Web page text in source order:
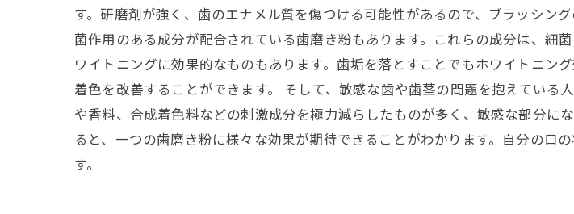
す。研磨剤が強く、歯のエナメル質を傷つける可能性があるので、ブラッシン
菌作用のある成分が配合されている歯磨き粉もあります。これらの成分は、細
ワイトニングに効果的なものもあります。歯垢を落とすことでもホワイトニン
着色を改善することができます。 そして、敏感な歯や歯茎の問題を抱えてい
や香料、合成着色料などの刺激成分を極力減らしたものが多く、敏感な部分に
ると、一つの歯磨き粉に様々な効果が期待できることがわかります。自分の口
す。